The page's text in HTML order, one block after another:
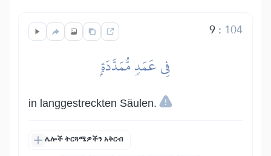
9: 104
فِي عَمَدٖ مُّمَدَّدَةِۭ
in langgestreckten Säulen.
ሌሎች ትርጓሜዎችን አቅርብ